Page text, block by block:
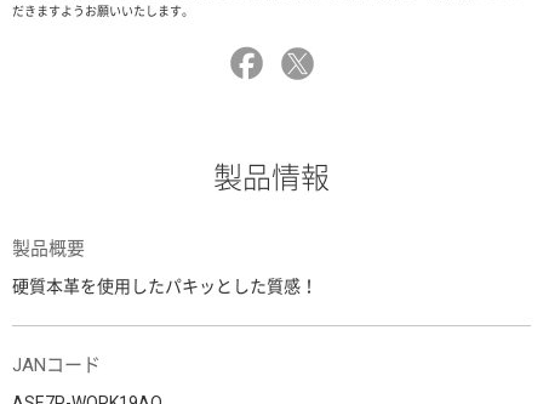
だきますようお願いいたします。
製品情報
製品概要
硬質本革を使用したパキッとした質感！
JANコード